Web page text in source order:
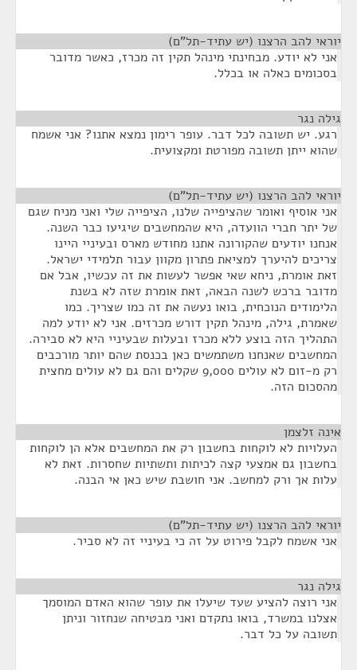
יוראי להב הרצנו (יש עתיד-תל"ם)
אני לא יודע. מבחינתי מינהל תקין זה מכרז, כאשר מדובר
בסכומים כאלה או בכלל.
גילה נגר
רגע. יש תשובה לכל דבר. עופר רימון נמצא אתנו? אני אשמח
שהוא ייתן תשובה מפורטת ומקצועית.
יוראי להב הרצנו (יש עתיד-תל"ם)
אני אוסיף ואומר שהציפייה שלנו, הציפייה שלי ואני מניח שגם
של יתר חברי הוועדה, היא שהמחשבים שיגיעו כבר השנה.
אנחנו יודעים שהקורונה אתנו מחודש מארס ובעיניי היינו
צריכים להיערך למציאת פתרון מקוון עבור תלמידי ישראל.
זאת אומרת, ניחא שאי אפשר לעשות את זה עכשיו, אבל אם
מדובר ברכש לשנה הבאה, זאת אומרת שזה לא בשנת
הלימודים הנוכחית, בואו נעשה את זה כמו שצריך. כמו
שאמרת, גילה, מינהל תקין דורש מכרזים. אני לא יודע למה
התהליך הזה בוצע ללא מכרז ובעלות שבעיניי היא לא סבירה.
המחשבים שאנחנו משתמשים כאן בכנסת שהם יותר מורכבים
רק מ-זום לא עולים 9,000 שקלים והם גם לא עולים מחצית
מהסכום הזה.
אינה זלצמן
העלויות לא לוקחות בחשבון רק את המחשבים אלא הן לוקחות
בחשבון גם אמצעי קצה לכיתות ותשתיות שחסרות. זאת לא
עלות אך ורק למחשב. אני חושבת שיש כאן אי הבנה.
יוראי להב הרצנו (יש עתיד-תל"ם)
אני אשמח לקבל פירוט על זה כי בעיניי זה לא סביר.
גילה נגר
אני רוצה להציע שעד שיעלו את עופר שהוא האדם המוסמך
אצלנו במשרד, בואו נתקדם ואני מבטיחה שנחזור וניתן
תשובה על כל דבר.